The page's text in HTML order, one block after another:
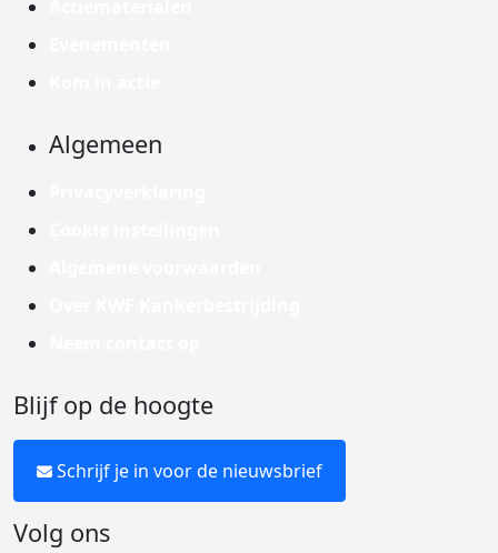
Algemeen
Blijf op de hoogte
Schrijf je in voor de nieuwsbrief
Volg ons